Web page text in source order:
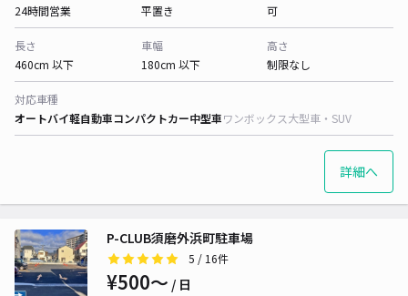
24時間営業
平置き
可
長さ
460cm 以下
車幅
180cm 以下
高さ
制限なし
対応車種
オートバイ軽自動車コンパクトカー中型車ワンボックス大型車・SUV
詳細へ
P-CLUB須磨外浜町駐車場
5 / 16件
¥500〜 / 日